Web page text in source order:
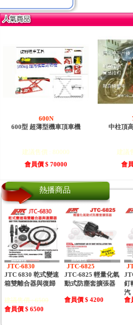
600N
600型 超薄型機車頂車機
建議售價 : 80000
會員價 $ 70000
中柱頂
建議
會
熱播商品
JTC-6830
JTC 6830 乾式變速
箱雙離合器與復歸
建議售價 : 6500
會員價 $ 6500
JTC-6825
JTC-6825 輕量化氣
動式防塵套擴張器
會員價 $ 4200
釘
汽
會